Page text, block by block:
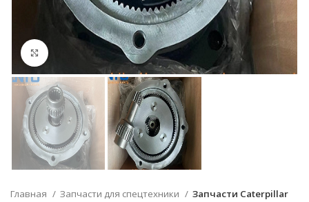
Нажмите, чтобы увеличить
Главная Запчасти для спецтехники Запчасти Caterpillar